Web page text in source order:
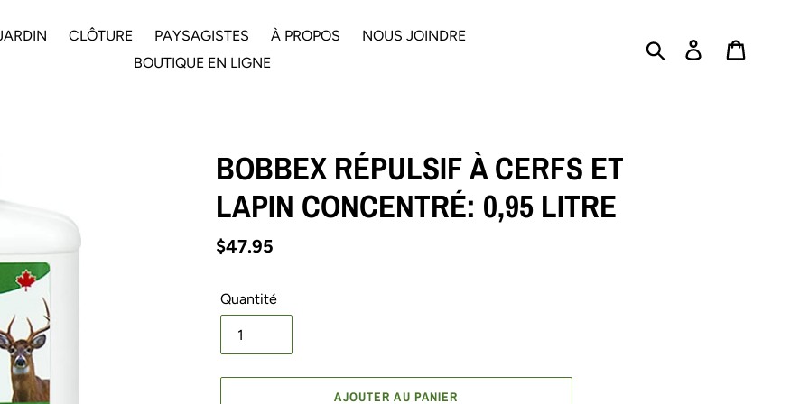
CLÔTURE PAYSAGISTES À PROPOS
NOUS JOINDRE
BOUTIQUE EN LIGNE
RechercherSe connecter
BOBBEX RÉPULSIF À CERFS ET
LAPIN CONCENTRÉ: 0,95 LITRE
Prix
$47.95
Quantité
AJOUTER AU PANIER